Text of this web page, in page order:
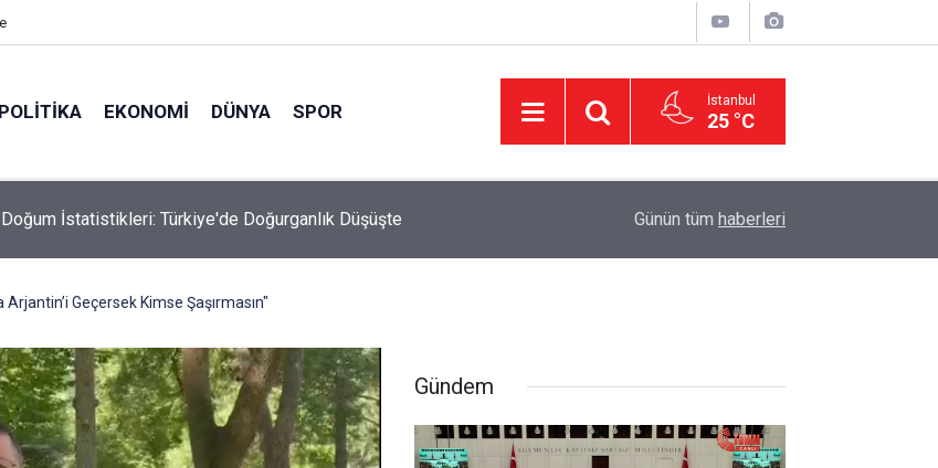
POLITIKA EKONOMI DÜNYA SPOR İstanbul
25 °C
Kanunu Teklif Kabul Edildi DEVA Partisi'nde Büyük Kongre Hazırlıkları
Günün tüm haberleri
Geçersek Kimse Şaşırmasın"
Gündem